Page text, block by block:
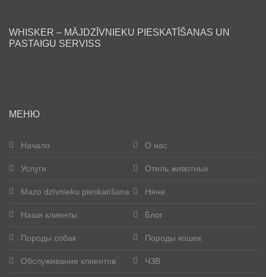
WHISKER – MĀJDZĪVNIEKU PIESKATĪŠANAS UN
PASTAIGU SERVISS
МЕНЮ
Начало О нас
Услуги Отель животных
Mazo dzīvnieku pieskatīšana Няни
Наши клиенты Блог
Породы собак Породы кошек
Обслуживание клиентов ЧЗВ